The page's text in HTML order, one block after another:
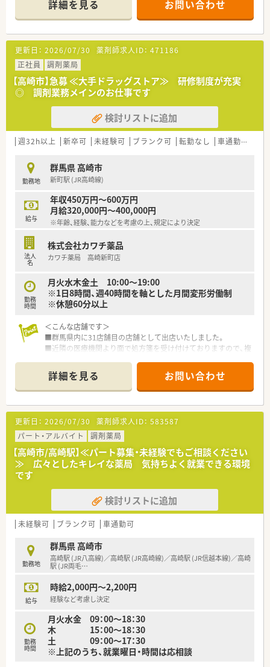
【店舗情報と応需状況について】
■最寄り駅のJR高崎線新町駅からは車で8分ほどの距離に位置
しており、車通勤も可能で快適に通勤いただけます。
■処方箋は広域の医療機関から面対応で応需しており、1日あた
りの平均枚数は10枚程度と落ち着いた環境です。
■現在は薬剤師1名体制にて運営を行っており、患者様お一人お
ひとりとじっくり向き合った服薬指導が可能です。
【職場環境と雰囲気】
■処方箋の枚数が落ち着いているため、慌ただしさがなく、患者
様からのご相談にしっかりと耳を傾けられる穏やかな環境で
す。
きるだけでなく、チームワークを活かした店舗運営が可能です。
■店舗には畳敷きでリラックスできる休憩室が完備されている
など、従業員が働きやすい空間づくりが徹底されています。
【こんな取り組みをしています】
■最新のピッキングサポートシステムや薬歴閲覧用タブレット
を導入し、薬剤師の負担軽減と調剤過誤の防止に努めています。
OTC医薬品などをいつでも5パーセント引きでお得に購入できま
す。
けており、幅広い健康相談に対応できるスキルを習得できます。
【こんな方が活躍中】
務の経験が浅い方やブランクがある方も多数活躍されていま
す。
■育児支援制度や短時間勤務制度を活用しながら、子育てと仕事
■新規出店が続く成長企業だからこそ、明確な目標を持ち早期に
薬局長などの管理ポストを目指す若手社員も活躍できる環境で
詳細を見る お問い合わせ
更新日： 2026/07/30 薬剤師求人ID： 471186
正社員
調剤薬局
【高崎市】急募 ≪大手ドラッグストア≫ 研修制度が充実
◎ 調剤業務メインのお仕事です
検討リストに追加
週32h以上 新卒可 未経験可 ブランク可 転勤なし 車通勤可
勤務地
群馬県 高崎市
新町駅 (JR高崎線)
給与
年収450万円～600万円
月給320,000円～400,000円
※年齢、経験、能力などを考慮の上、規定により決定
法人
名
株式会社カワチ薬品
カワチ薬局 高崎新町店
勤務
時間
月火水木金土 10:00～19:00
※1日8時間、週40時間を軸とした月間変形労働制
※休憩60分以上
＜こんな店舗です＞
■群馬県内に31店舗目の店舗として出店いたしました。
■近隣の医療機関より面で処方箋を受け付けておりますので、複
（近隣には、皮膚科や内科・小児科等のクリニックが複数ござい
ます。）
■1日の処方枚数は20～30枚程度。常勤の薬剤師さん1名とパー
ト薬剤師さん複数名で運営してます。
■採用品目数は1,500品目で、機材は電子薬歴・Vマス・円盤等を
採用しています。
■県道40号に面した大型店舗です。駐車場も広く、従業員にとっ
てもお客様にとっても大変便利です。
＜豊富なキャリアプランをご用意＞
員の2コースからご選択頂きます。
■勤務薬剤師だけでなく、薬局長や管理職、幹部候補としてのキ
ャリアビジョンも描けます。
■OTC店舗では第一類医薬品販売、市販薬の問い合わせ対応、調
■面接時にご意向をお伺いし、接客メインで頑張りたい方はOTC
店舗、調剤希望の方は併設店と初期配属店舗についてはご相談が
可能です。
＜新人教育に力を入れています＞
■入社前研修として、入社前半年間は通信教育でチェーンストア
■入社後3日間は、新人教育研修を実施。同期生と親睦を深め、仕
事の予備知識や計数管理の基礎を学びます。
■入社1～3年目の方を対象に集中研修もございます。より高度
な技能を身に付け、会社の将来についても理解を深めます。
詳細を見る お問い合わせ
更新日： 2026/07/30 薬剤師求人ID： 583587
パート・アルバイト
調剤薬局
【高崎市/高崎駅】≪パート募集・未経験でもご相談ください
≫ 広々としたキレイな薬局 気持ちよく就業できる環境
です
検討リストに追加
未経験可 ブランク可 車通勤可
勤務地
群馬県 高崎市
高崎駅 (JR八高線)／高崎駅 (JR高崎線)／高崎駅 (JR信越本線)／高崎
駅 (JR両毛…
給与
時給2,000円～2,200円
経験など考慮し決定
勤務
時間
月火水金 09：00～18：30
木 15：00～18：30
土 09：00～17：30
※上記のうち、就業曜日・時間は応相談